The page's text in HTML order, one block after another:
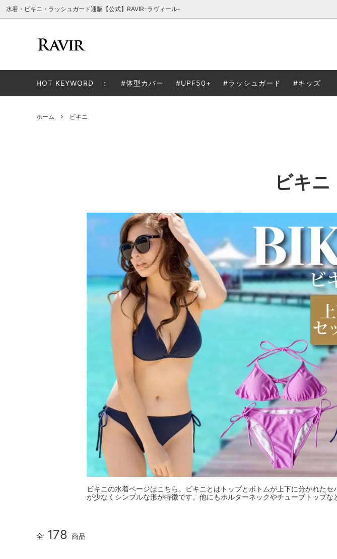
水着・ビキニ・ラッシュガード通販【公式】RAVIR-ラヴィール-
モノキニ タンキニ
カバーアップウェア
子供用サイズ(110～)
HOT KEYWORD ： #体型カバー #UPF50+ #ラッシュガード #キッズ
ホーム ビキニ
ビキニ
ビキニの水着ページはこちら。ビキニとはトップとボトムが上下に分かれた
が少なくシンプルな形が特徴です。他にもホルターネックやチューブトップ
全 178 商品